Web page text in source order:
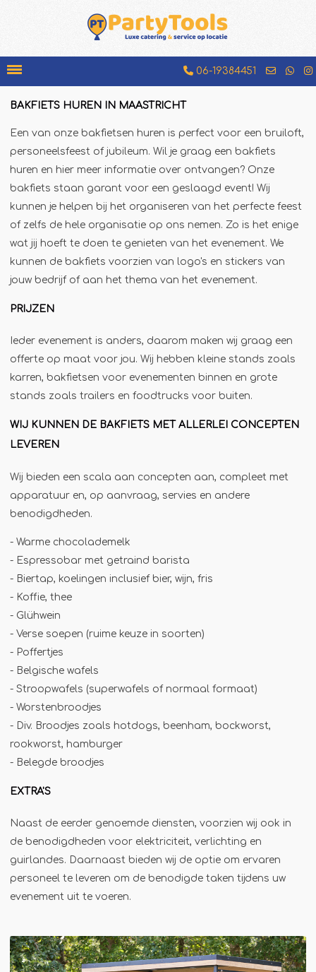
06-19384451
Chocolademelkkraam
Espressobar
Foodtruck
Glühweinkraam
Hamburgerkraam
Hotdogkraam
IJscokar
Kebabgrill
Partytrailer
Poffertjes
Popcornmachine
Slush
Slurphut
Smoothiebar
Soepkraam
Stroopwafelkraam
Sinaasappelpers
Suikerspinmachine
Wafelkraam
Winterkraam
Winterhuisje
BAKFIETS HUREN IN MAASTRICHT
Een van onze bakfietsen huren is perfect voor een bruiloft,
personeelsfeest of jubileum. Wil je graag een bakfiets
huren en hier meer informatie over ontvangen? Onze
bakfiets staan garant voor een geslaagd event! Wij
kunnen je helpen bij het organiseren van het perfecte feest
of zelfs de hele organisatie op ons nemen. Zo is het enige
wat jij hoeft te doen te genieten van het evenement. We
kunnen de bakfiets voorzien van logo's en stickers van
jouw bedrijf of aan het thema van het evenement.
PRIJZEN
Ieder evenement is anders, daarom maken wij graag een
offerte op maat voor jou. Wij hebben kleine stands zoals
karren, bakfietsen voor evenementen binnen en grote
stands zoals trailers en foodtrucks voor buiten.
WIJ KUNNEN DE BAKFIETS MET ALLERLEI CONCEPTEN
LEVEREN
Wij bieden een scala aan concepten aan, compleet met
apparatuur en, op aanvraag, servies en andere
benodigdheden.
- Warme chocolademelk
- Espressobar met getraind barista
- Biertap, koelingen inclusief bier, wijn, fris
- Koffie, thee
- Glühwein
- Verse soepen (ruime keuze in soorten)
- Poffertjes
- Belgische wafels
- Stroopwafels (superwafels of normaal formaat)
- Worstenbroodjes
- Div. Broodjes zoals hotdogs, beenham, bockworst,
rookworst, hamburger
- Belegde broodjes
EXTRA'S
Naast de eerder genoemde diensten, voorzien wij ook in
de benodigdheden voor elektriciteit, verlichting en
guirlandes. Daarnaast bieden wij de optie om ervaren
personeel te leveren om de benodigde taken tijdens uw
evenement uit te voeren.